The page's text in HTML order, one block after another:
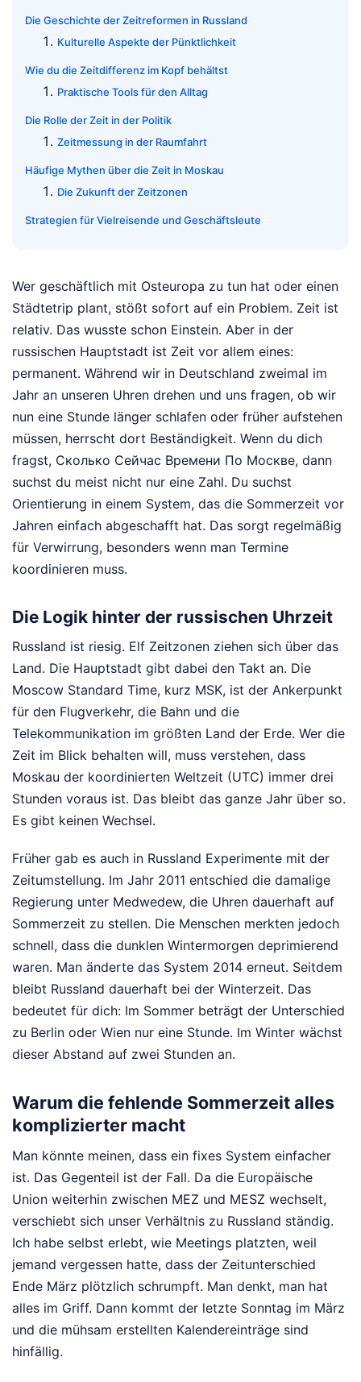
Die Geschichte der Zeitreformen in Russland
Kulturelle Aspekte der Pünktlichkeit
Wie du die Zeitdifferenz im Kopf behältst
Praktische Tools für den Alltag
Die Rolle der Zeit in der Politik
Zeitmessung in der Raumfahrt
Häufige Mythen über die Zeit in Moskau
Die Zukunft der Zeitzonen
Strategien für Vielreisende und Geschäftsleute
Wer geschäftlich mit Osteuropa zu tun hat oder einen
Städtetrip plant, stößt sofort auf ein Problem. Zeit ist
relativ. Das wusste schon Einstein. Aber in der
russischen Hauptstadt ist Zeit vor allem eines:
permanent. Während wir in Deutschland zweimal im
Jahr an unseren Uhren drehen und uns fragen, ob wir
nun eine Stunde länger schlafen oder früher aufstehen
müssen, herrscht dort Beständigkeit. Wenn du dich
fragst, Сколько Сейчас Времени По Москве, dann
suchst du meist nicht nur eine Zahl. Du suchst
Orientierung in einem System, das die Sommerzeit vor
Jahren einfach abgeschafft hat. Das sorgt regelmäßig
für Verwirrung, besonders wenn man Termine
koordinieren muss.
Die Logik hinter der russischen Uhrzeit
Russland ist riesig. Elf Zeitzonen ziehen sich über das
Land. Die Hauptstadt gibt dabei den Takt an. Die
Moscow Standard Time, kurz MSK, ist der Ankerpunkt
für den Flugverkehr, die Bahn und die
Telekommunikation im größten Land der Erde. Wer die
Zeit im Blick behalten will, muss verstehen, dass
Moskau der koordinierten Weltzeit (UTC) immer drei
Stunden voraus ist. Das bleibt das ganze Jahr über so.
Es gibt keinen Wechsel.
Früher gab es auch in Russland Experimente mit der
Zeitumstellung. Im Jahr 2011 entschied die damalige
Regierung unter Medwedew, die Uhren dauerhaft auf
Sommerzeit zu stellen. Die Menschen merkten jedoch
schnell, dass die dunklen Wintermorgen deprimierend
waren. Man änderte das System 2014 erneut. Seitdem
bleibt Russland dauerhaft bei der Winterzeit. Das
bedeutet für dich: Im Sommer beträgt der Unterschied
zu Berlin oder Wien nur eine Stunde. Im Winter wächst
dieser Abstand auf zwei Stunden an.
Warum die fehlende Sommerzeit alles
komplizierter macht
Man könnte meinen, dass ein fixes System einfacher
ist. Das Gegenteil ist der Fall. Da die Europäische
Union weiterhin zwischen MEZ und MESZ wechselt,
verschiebt sich unser Verhältnis zu Russland ständig.
Ich habe selbst erlebt, wie Meetings platzten, weil
jemand vergessen hatte, dass der Zeitunterschied
Ende März plötzlich schrumpft. Man denkt, man hat
alles im Griff. Dann kommt der letzte Sonntag im März
und die mühsam erstellten Kalendereinträge sind
hinfällig.